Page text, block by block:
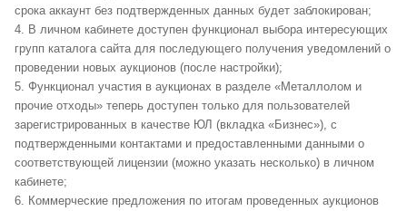
срока аккаунт без подтвержденных данных будет заблокирован;
4. В личном кабинете доступен функционал выбора интересующих
групп каталога сайта для последующего получения уведомлений о
проведении новых аукционов (после настройки);
5. Функционал участия в аукционах в разделе «Металлолом и
прочие отходы» теперь доступен только для пользователей
зарегистрированных в качестве ЮЛ (вкладка «Бизнес»), с
подтвержденными контактами и предоставленными данными о
соответствующей лицензии (можно указать несколько) в личном
кабинете;
6. Коммерческие предложения по итогам проведенных аукционов